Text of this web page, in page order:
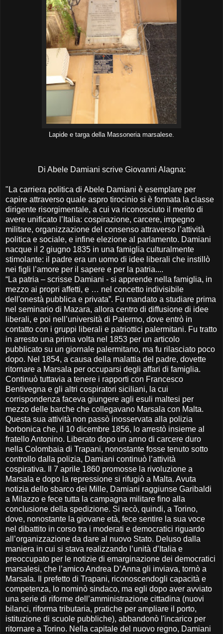
Lapide e targa della Massoneria marsalese.
Di Abele Damiani scrive Giovanni Alagna:
" La carriera politica di Abele Damiani è esemplare per
capire attraverso quale aspro tirocinio si è formata la classe
dirigente risorgimentale, a cui va riconosciuto il merito di
avere unificato l’Italia: cospirazione, carcere, impegno
militare, organizzazione del consenso attraverso l’attività
politica e sociale, e infine elezione al parlamento. Damiani
nacque il 2 giugno 1835 in una famiglia culturalmente
stimolante: il padre era un uomo di idee liberali che instillò
nei figli l’amore per il sapere e per la patria....
“La patria – scrisse Damiani - si apprende nella famiglia, in
mezzo ai propri affetti, e … nel concetto indivisibile
dell'onestà pubblica e privata”. Fu mandato a studiare prima
nel seminario di Mazara, allora centro di diffusione di idee
liberali, e poi nell’università di Palermo, dove entrò in
contatto con i gruppi liberali e patriottici palermitani. Fu tratto
in arresto una prima volta nel 1853 per un articolo
pubblicato su un giornale palermitano, ma fu rilasciato poco
dopo. Nel 1854, a causa della malattia del padre, dovette
ritornare a Marsala per occuparsi degli affari di famiglia.
Continuò tuttavia a tenere i rapporti con Francesco
Bentivegna e gli altri cospiratori siciliani, la cui
corrispondenza faceva giungere agli esuli maltesi per
mezzo delle barche che collegavano Marsala con Malta.
Questa sua attività non passò inosservata alla polizia
borbonica che, il 10 dicembre 1856, lo arrestò insieme al
fratello Antonino. Liberato dopo un anno di carcere duro
nella Colombaia di Trapani, nonostante fosse tenuto sotto
controllo dalla polizia, Damiani continuò l’attività
cospirativa. Il 7 aprile 1860 promosse la rivoluzione a
Marsala e dopo la repressione si rifugiò a Malta. Avuta
notizia dello sbarco dei Mille, Damiani raggiunse Garibaldi
a Milazzo e fece tutta la campagna militare fino alla
conclusione della spedizione. Si recò, quindi, a Torino,
dove, nonostante la giovane età, fece sentire la sua voce
nel dibattito in corso tra i moderati e democratici riguardo
all’organizzazione da dare al nuovo Stato. Deluso dalla
maniera in cui si stava realizzando l’unità d’Italia e
preoccupato per le notizie di emarginazione dei democratici
marsalesi, che l’amico Andrea D’Anna gli inviava, tornò a
Marsala. Il prefetto di Trapani, riconoscendogli capacità e
competenza, lo nominò sindaco, ma egli dopo aver avviato
una serie di riforme dell’amministrazione cittadina (nuovi
bilanci, riforma tributaria, pratiche per ampliare il porto,
istituzione di scuole pubbliche), abbandonò l'incarico per
ritornare a Torino. Nella capitale del nuovo regno, Damiani